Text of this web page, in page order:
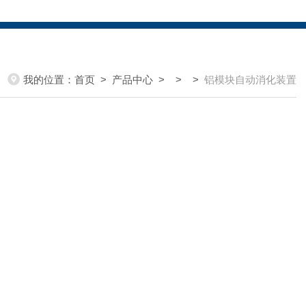
我的位置： 首页 > 产品中心 > > > 铝模块自动消化装置